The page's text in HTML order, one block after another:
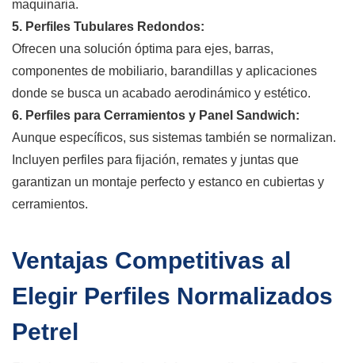
maquinaria.
5. Perfiles Tubulares Redondos:
Ofrecen una solución óptima para ejes, barras,
componentes de mobiliario, barandillas y aplicaciones
donde se busca un acabado aerodinámico y estético.
6. Perfiles para Cerramientos y Panel Sandwich:
Aunque específicos, sus sistemas también se normalizan.
Incluyen perfiles para fijación, remates y juntas que
garantizan un montaje perfecto y estanco en cubiertas y
cerramientos.
Ventajas Competitivas al
Elegir Perfiles Normalizados
Petrel